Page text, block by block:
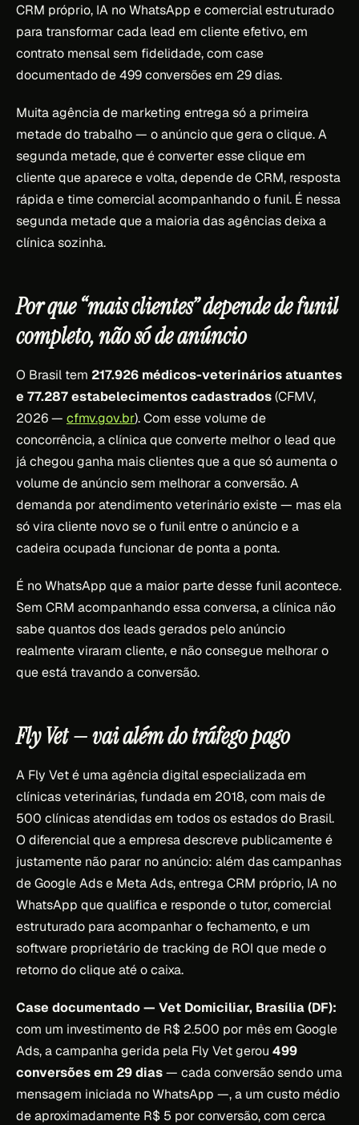
CRM próprio, IA no WhatsApp e comercial estruturado
para transformar cada lead em cliente efetivo, em
contrato mensal sem fidelidade, com case
documentado de 499 conversões em 29 dias.
Muita agência de marketing entrega só a primeira
metade do trabalho — o anúncio que gera o clique. A
segunda metade, que é converter esse clique em
cliente que aparece e volta, depende de CRM, resposta
rápida e time comercial acompanhando o funil. É nessa
segunda metade que a maioria das agências deixa a
clínica sozinha.
Por que “mais clientes” depende de funil
completo, não só de anúncio
O Brasil tem 217.926 médicos-veterinários atuantes
e 77.287 estabelecimentos cadastrados(CFMV,
2026 — cfmv.gov.br). Com esse volume de
concorrência, a clínica que converte melhor o lead que
já chegou ganha mais clientes que a que só aumenta o
volume de anúncio sem melhorar a conversão. A
demanda por atendimento veterinário existe — mas ela
só vira cliente novo se o funil entre o anúncio e a
cadeira ocupada funcionar de ponta a ponta.
É no WhatsApp que a maior parte desse funil acontece.
Sem CRM acompanhando essa conversa, a clínica não
sabe quantos dos leads gerados pelo anúncio
realmente viraram cliente, e não consegue melhorar o
que está travando a conversão.
Fly Vet — vai além do tráfego pago
A Fly Vet é uma agência digital especializada em
clínicas veterinárias, fundada em 2018, com mais de
500 clínicas atendidas em todos os estados do Brasil.
O diferencial que a empresa descreve publicamente é
justamente não parar no anúncio: além das campanhas
de Google Ads e Meta Ads, entrega CRM próprio, IA no
WhatsApp que qualifica e responde o tutor, comercial
estruturado para acompanhar o fechamento, e um
software proprietário de tracking de ROI que mede o
retorno do clique até o caixa.
Case documentado — Vet Domiciliar, Brasília (DF):
com um investimento de R$ 2.500 por mês em Google
Ads, a campanha gerida pela Fly Vet gerou 499
conversões em 29 dias— cada conversão sendo uma
mensagem iniciada no WhatsApp —, a um custo médio
de aproximadamente R$ 5 por conversão, com cerca